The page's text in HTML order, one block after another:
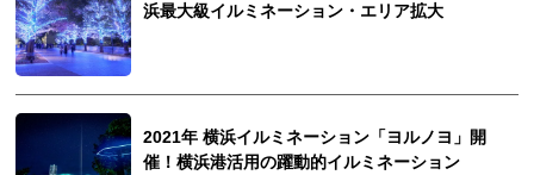
浜最大級イルミネーション・エリア拡大
2021年 横浜イルミネーション「ヨルノヨ」開
催！横浜港活用の躍動的イルミネーション